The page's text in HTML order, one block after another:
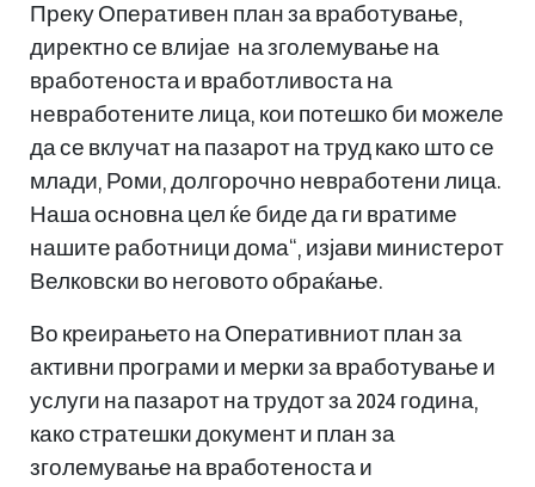
Преку Оперативен план за вработување,
директно се влијае на зголемување на
вработеноста и вработливоста на
невработените лица, кои потешко би можеле
да се вклучат на пазарот на труд како што се
млади, Роми, долгорочно невработени лица.
Наша основна цел ќе биде да ги вратиме
нашите работници дома“, изјави министерот
Велковски во неговото обраќање.
Во креирањето на Оперативниот план за
активни програми и мерки за вработување и
услуги на пазарот на трудот за 2024 година,
како стратешки документ и план за
зголемување на вработеноста и